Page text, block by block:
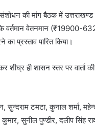
की मांग बैठक में उत्तराखण्ड
वर्तमान वेतनमान
प्रस्ताव पारित किया।
ही शासन स्तर पर वार्ता
टमटा, कुनाल शर्मा,
सुनील पुण्डीर, दलीप सिंह